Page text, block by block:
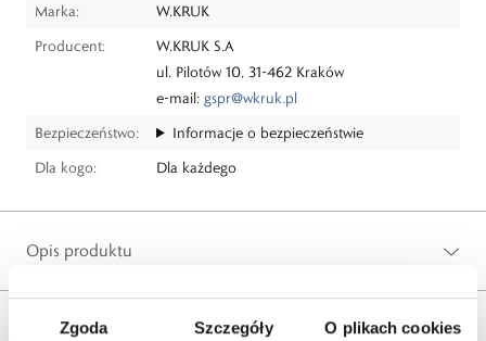
Zgoda Szczegóły O plikach cookies
Marka:
W.KRUK
Producent:
W.KRUK S.A
ul. Pilotów 10, 31-462 Kraków
e-mail: gspr@wkruk.pl
Bezpieczeństwo:
Informacje o bezpieczeństwie
Dla kogo:
Dla każdego
Opis produktu
Wysyłka